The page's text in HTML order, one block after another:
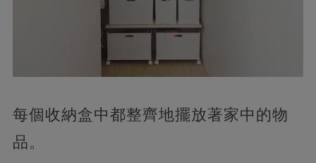
每個收納盒中都整齊地擺放著家中的物
品。